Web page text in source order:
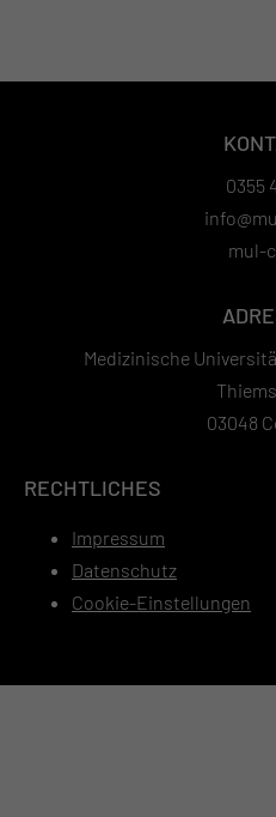
0355
mul-
Medizinische
03048
RECHTLICHES
Impressum
Datenschutz
Cookie-Einstellungen